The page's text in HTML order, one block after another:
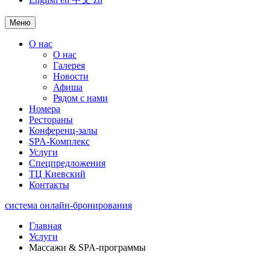
Меню
О нас
О нас
Галерея
Новости
Афиша
Рядом с нами
Номера
Рестораны
Конференц-залы
SPA-Комплекс
Услуги
Спецпредложения
ТЦ Киевский
Контакты
система онлайн-бронирования
Главная
Услуги
Массажи & SPA-программы